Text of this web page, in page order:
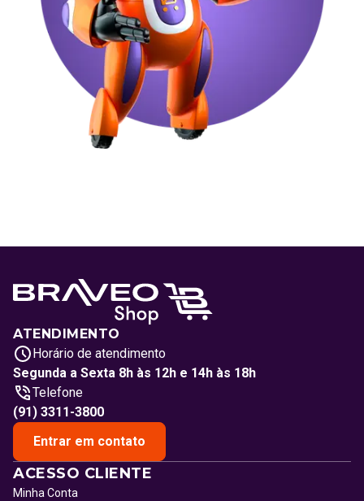
ATENDIMENTO
Horário de atendimento
Segunda a Sexta 8h às 12h e 14h às 18h
Telefone
(91) 3311-3800
Entrar em contato
ACESSO CLIENTE
Minha Conta